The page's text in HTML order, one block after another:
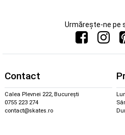
Urmărește-ne pe
Contact
Calea Plevnei 222, București
0755 223 274
contact@skates.ro